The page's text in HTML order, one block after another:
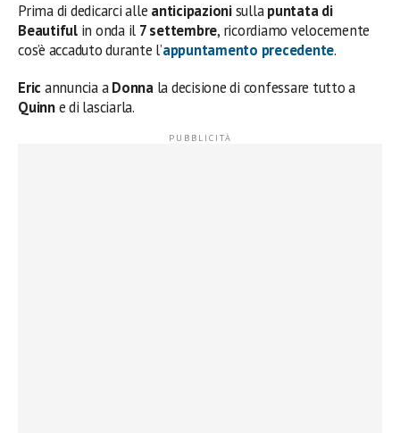
Prima di dedicarci alle anticipazionisullapuntata di
Beautifulin onda il 7 settembre, ricordiamo velocemente
cos’è accaduto durante l’appuntamento precedente.
Eric annuncia aDonnala decisione di confessare tutto a
Quinne di lasciarla.